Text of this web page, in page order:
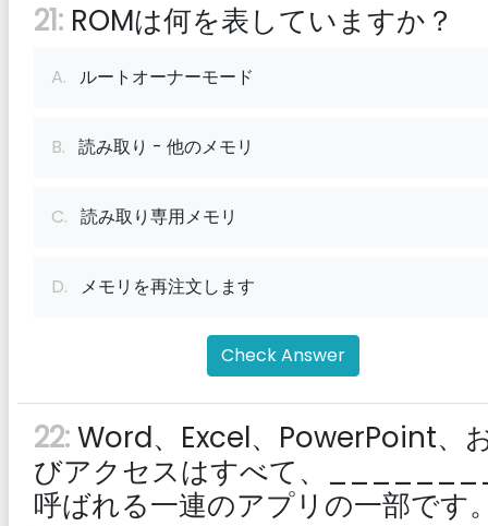
21: ROMは何を表していますか？
A. ルートオーナーモード
B. 読み取り - 他のメモリ
C. 読み取り専用メモリ
D. メモリを再注文します
Check Answer
22:Word、Excel、PowerPoint、
びアクセスはすべて、
呼ばれる一連のアプリの一部です